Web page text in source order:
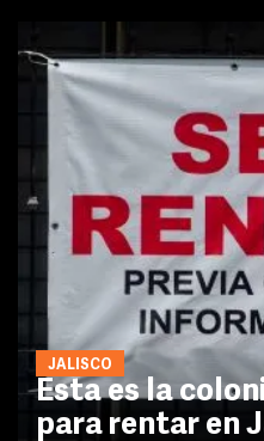
JALISCO
Esta es la
para rentar en